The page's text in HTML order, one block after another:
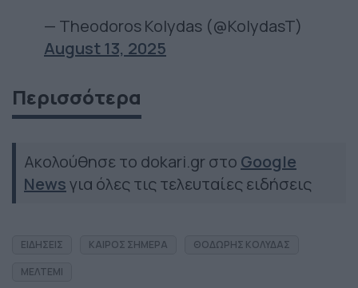
— Theodoros Kolydas (@KolydasT)
August 13, 2025
Περισσότερα
Ακολούθησε το dokari.gr στο Google
Newsγια όλες τις τελευταίες ειδήσεις
ΕΙΔΗΣΕΙΣ ΚΑΙΡΟΣ ΣΗΜΕΡΑ
ΘΟΔΩΡΗΣ ΚΟΛΥΔΑΣ
ΜΕΛΤΕΜΙ